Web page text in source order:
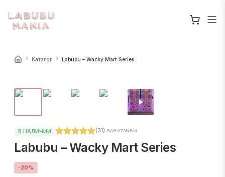
Каталог Labubu – Wacky Mart Series
В НАЛИЧИИ (31) все отзывы
Labubu – Wacky Mart Series
-20%